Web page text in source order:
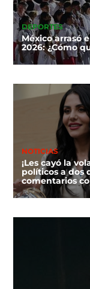
DEPORTES
México arrasó
2026: ¿Cómo
NOTICIAS
¡Les cayó la
políticos a dos
comentarios